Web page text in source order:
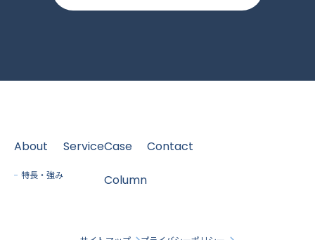
About
特長・強み
ServiceCase
Column
Contact